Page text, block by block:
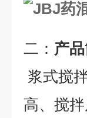
二： 产品
浆式搅
高、搅